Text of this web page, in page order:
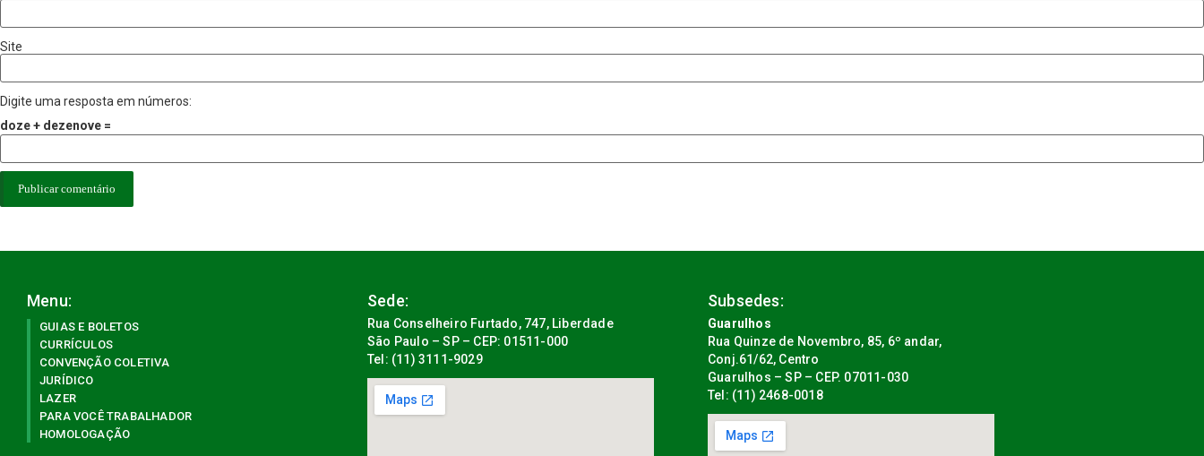
Site
Digite uma resposta em números:
doze + dezenove =
Menu:
GUIAS E BOLETOS
CURRÍCULOS
CONVENÇÃO COLETIVA
JURÍDICO
LAZER
PARA VOCÊ TRABALHADOR
HOMOLOGAÇÃO
Sede:
Rua Conselheiro Furtado, 747, Liberdade
São Paulo – SP – CEP: 01511-000
Tel: (11) 3111-9029
Subsedes:
Guarulhos
Rua Quinze de Novembro, 85, 6º andar,
Conj.61/62, Centro
Guarulhos – SP – CEP. 07011-030
Tel: (11) 2468-0018